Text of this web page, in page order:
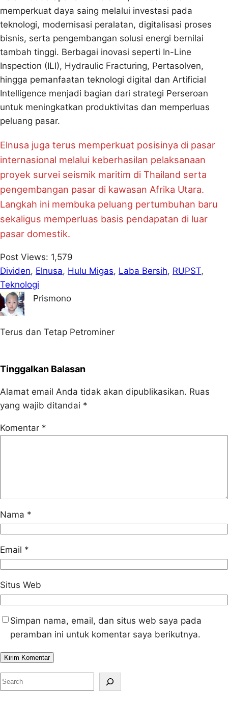
memperkuat daya saing melalui investasi pada
teknologi, modernisasi peralatan, digitalisasi proses
bisnis, serta pengembangan solusi energi bernilai
tambah tinggi. Berbagai inovasi seperti In-Line
Inspection (ILI), Hydraulic Fracturing, Pertasolven,
hingga pemanfaatan teknologi digital dan Artificial
Intelligence menjadi bagian dari strategi Perseroan
untuk meningkatkan produktivitas dan memperluas
peluang pasar.
Elnusa juga terus memperkuat posisinya di pasar
internasional melalui keberhasilan pelaksanaan
proyek survei seismik maritim di Thailand serta
pengembangan pasar di kawasan Afrika Utara.
Langkah ini membuka peluang pertumbuhan baru
sekaligus memperluas basis pendapatan di luar
pasar domestik.
Post Views: 1,579
Dividen, Elnusa, Hulu Migas, Laba Bersih, RUPST
Teknologi
Prismono
Terus dan Tetap Petrominer
Tinggalkan Balasan
Alamat email Anda tidak akan dipublikasikan. Ruas
yang wajib ditandai *
Komentar *
Nama *
Email *
Situs Web
Simpan nama, email, dan situs web saya pada
peramban ini untuk komentar saya berikutnya.
S
e